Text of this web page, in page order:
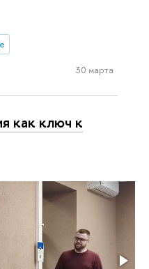
30 марта
как ключ к